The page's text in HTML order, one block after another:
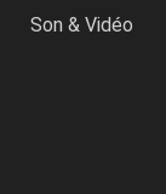
Son & Vidéo